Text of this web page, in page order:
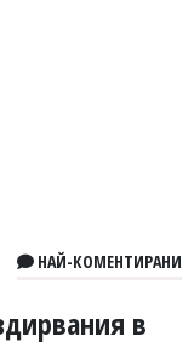
НАЙ-КОМЕНТИРАНИ
в